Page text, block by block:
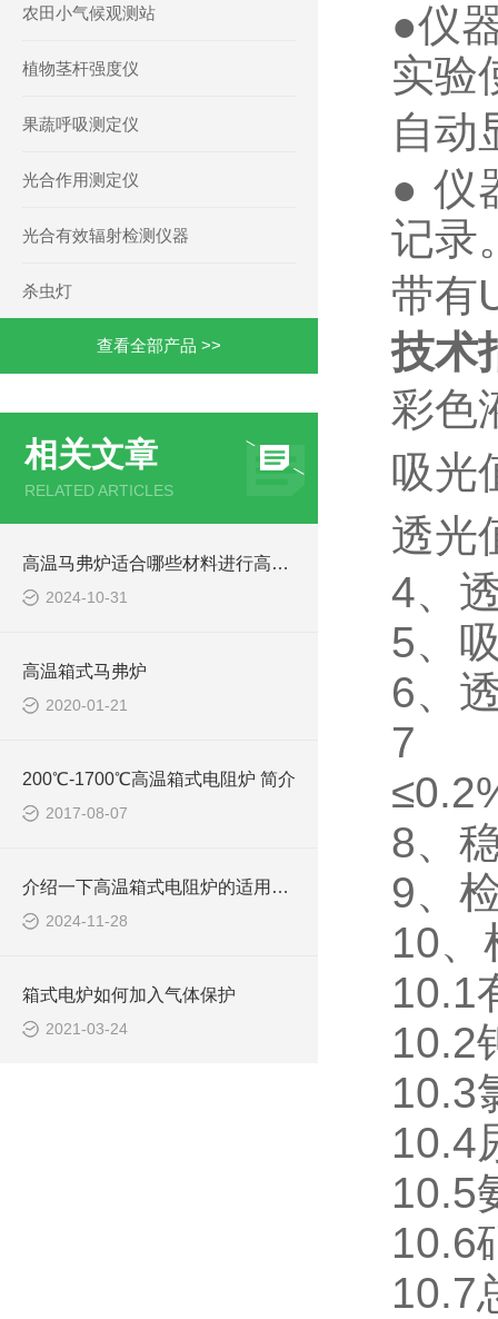
农田小气候观测站
植物茎杆强度仪
果蔬呼吸测定仪
光合作用测定仪
光合有效辐射检测仪器
杀虫灯
查看全部产品 >>
相关文章
RELATED ARTICLES
高温马弗炉适合哪些材料进行高温处理
2024-10-31
高温箱式马弗炉
2020-01-21
200℃-1700℃高温箱式电阻炉 简介
2017-08-07
介绍一下高温箱式电阻炉的适用范围
2024-11-28
箱式电炉如何加入气体保护
2021-03-24
●仪
实验
自动
● 仪
记录
带有
技术
彩色
吸光
透光
4、
5、
6、
7
8、
9、
10、
10.1
10.2
10.3
10.4
10.5
10.6